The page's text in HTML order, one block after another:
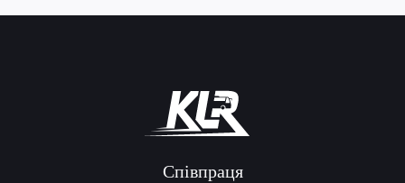
Співпраця